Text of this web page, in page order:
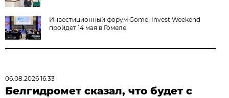
Инвестиционный форум Gomel Invest Weekend
пройдет 14 мая в Гомеле
06.08.2026 16:33
Белгидромет сказал, что будет с